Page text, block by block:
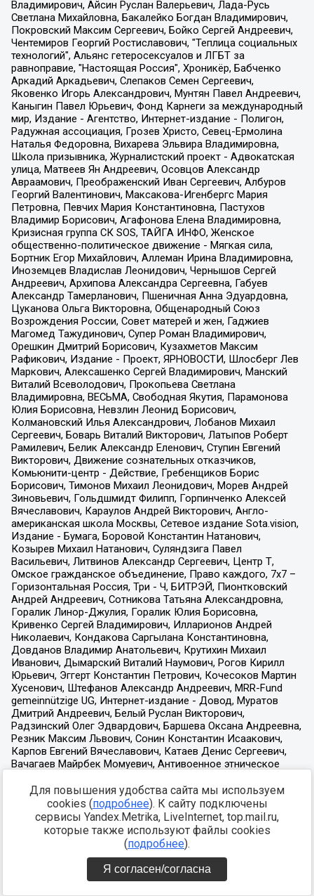
Для повышения удобства сайта мы используем
cookies (подробнее). К сайту подключены
сервисы Yandex.Metrika, LiveInternet, top.mail.ru,
которые также используют файлы cookies
(подробнее).
Я согласен/согласна